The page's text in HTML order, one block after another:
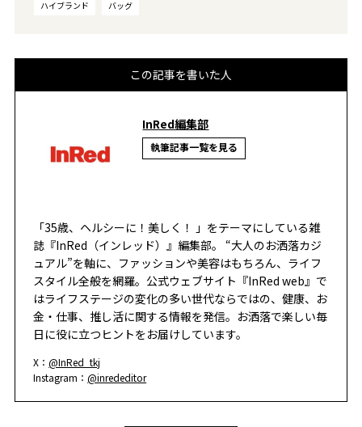
ハイブランド
バッグ
この記事を書いた人
InRed編集部
執筆記事一覧を見る
「35歳、ヘルシーに！美しく！ 」をテーマにしている雑
誌『InRed（インレッド）』編集部。 “大人のお洒落カジ
ュアル”を軸に、ファッションや美容はもちろん、ライフ
スタイル全般を網羅。公式ウェブサイト『InRed web』で
はライフステージの変化の多い世代ならではの、健康、お
金・仕事、推し活に関する情報を発信。お洒落で楽しい毎
日に役に立つヒントをお届けしています。
X：@InRed_tkj
Instagram：@inrededitor